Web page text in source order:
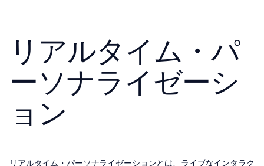
リアルタイム・パ
ーソナライゼーシ
ョン
リアルタイム・パーソナライゼーションとは、ライブなインタラク